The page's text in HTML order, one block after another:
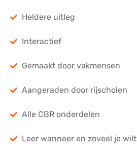
Heldere uitleg
Interactief
Gemaakt door vakmensen
Aangeraden door rijscholen
Alle CBR onderdelen
Leer wanneer en zoveel je wilt